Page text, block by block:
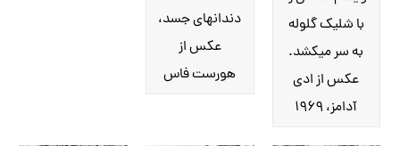
دندان‎های جسد،
عکس از
هورست فاس
با شلیک گلوله
به سر می‎کشد.
عکس از ادی
آدامز، ۱۹۶۹